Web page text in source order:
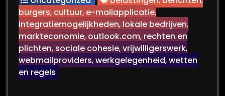
burgers, cultuur, e-mailapplicatie,
integratiemogelijkheden, lokale bedrijven,
markteconomie, outlook.com, rechten en
plichten, sociale cohesie,vrijwilligerswerk,
webmailproviders,werkgelegenheid,wetten
en regels